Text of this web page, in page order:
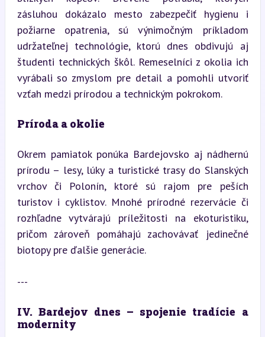
zásluhou dokázalo mesto zabezpečiť hygienu i
požiarne opatrenia, sú výnimočným príkladom
udržateľnej technológie, ktorú dnes obdivujú aj
študenti technických škôl. Remeselníci z okolia ich
vyrábali so zmyslom pre detail a pomohli utvoriť
vzťah medzi prírodou a technickým pokrokom.
Príroda a okolie
Okrem pamiatok ponúka Bardejovsko aj nádhernú
prírodu – lesy, lúky a turistické trasy do Slanských
vrchov či Polonín, ktoré sú rajom pre peších
turistov i cyklistov. Mnohé prírodné rezervácie či
rozhľadne vytvárajú príležitosti na ekoturistiku,
pričom zároveň pomáhajú zachovávať jedinečné
biotopy pre ďalšie generácie.
---
IV. Bardejov dnes – spojenie tradície a
modernity